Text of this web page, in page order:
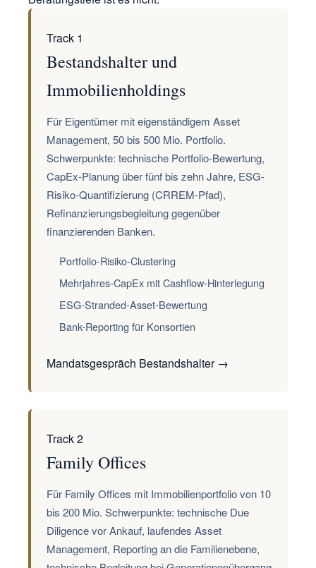
Track 1
Bestandshalter und
Immobilienholdings
Für Eigentümer mit eigenständigem Asset
Management, 50 bis 500 Mio. Portfolio.
Schwerpunkte: technische Portfolio-Bewertung,
CapEx-Planung über fünf bis zehn Jahre, ESG-
Risiko-Quantifizierung (CRREM-Pfad),
Refinanzierungsbegleitung gegenüber
finanzierenden Banken.
Portfolio-Risiko-Clustering
Mehrjahres-CapEx mit Cashflow-Hinterlegung
ESG-Stranded-Asset-Bewertung
Bank-Reporting für Konsortien
Mandatsgespräch Bestandshalter →
Track 2
Family Offices
Für Family Offices mit Immobilienportfolio von 10
bis 200 Mio. Schwerpunkte: technische Due
Diligence vor Ankauf, laufendes Asset
Management, Reporting an die Familienebene,